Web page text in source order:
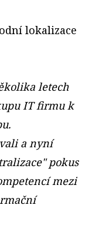
lokalizace
letech
IT firmu k
a nyní
pokus
mezi